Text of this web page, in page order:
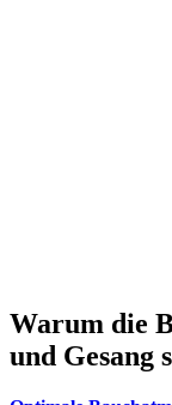
Warum die
und Gesang